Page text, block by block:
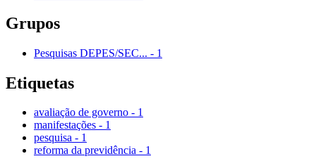
Grupos
Pesquisas DEPES/SEC... - 1
Etiquetas
avaliação de governo - 1
manifestações - 1
pesquisa - 1
reforma da previdência - 1